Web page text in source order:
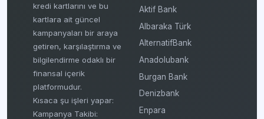
kredi kartlarını ve bu
kartlara ait güncel
kampanyaları bir araya
getiren, karşılaştırma ve
bilgilendirme odaklı bir
finansal içerik
platformudur.
Kısaca şu işleri yapar:
Kampanya Takibi:
Aktif Bank
Albaraka Türk
AlternatifBank
Anadolubank
Burgan Bank
Denizbank
Enpara